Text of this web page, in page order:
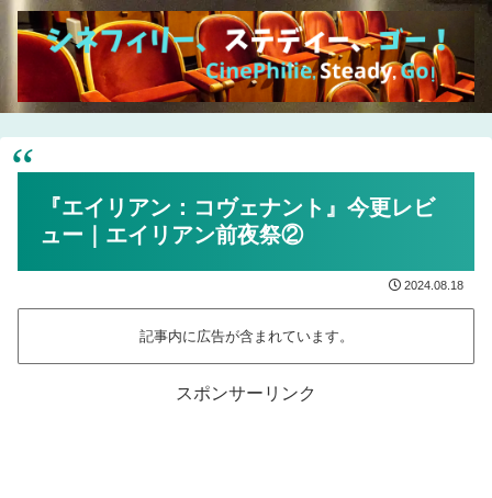
『エイリアン：コヴェナント』今更レビ
ュー｜エイリアン前夜祭②
2024.08.18
記事内に広告が含まれています。
スポンサーリンク